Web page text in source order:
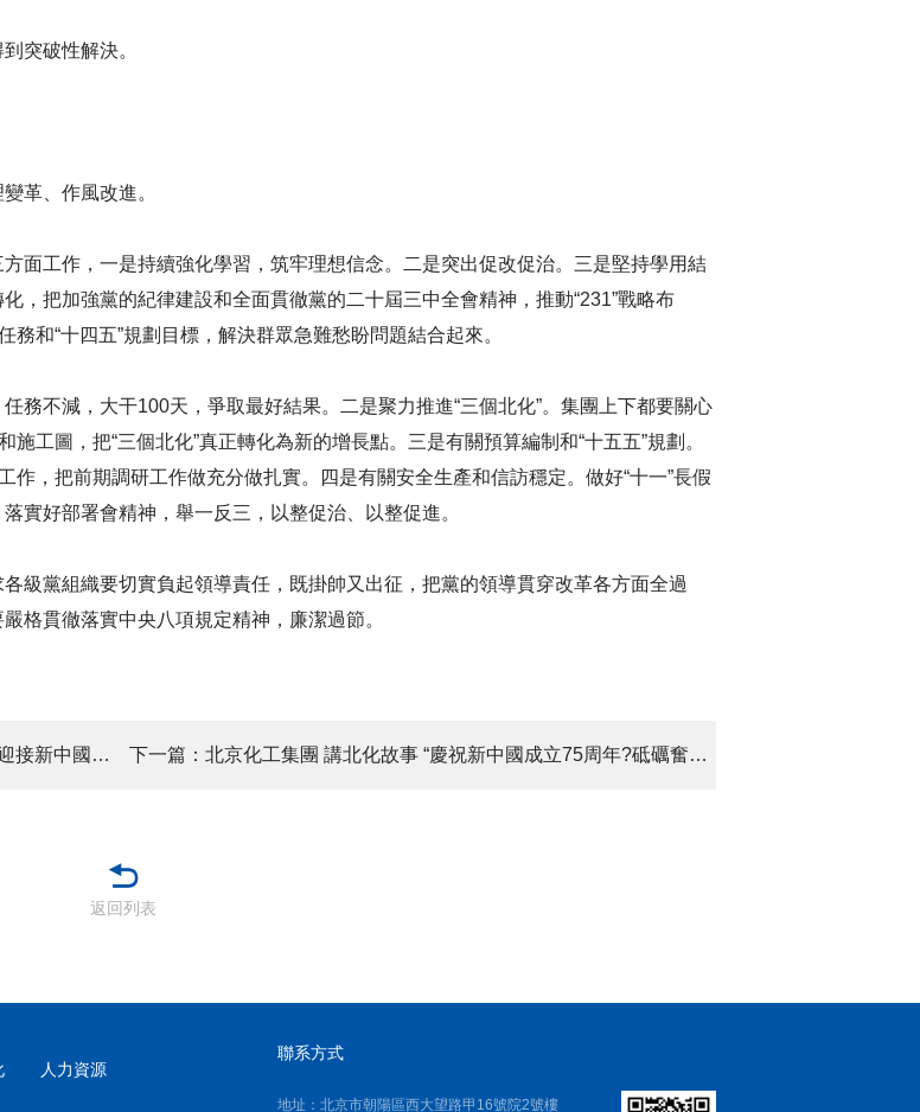
突破性解決。
革、作風改進。
面工作，一是持續強化學習，筑牢理想信念。二是突出促改促治。三是堅持學用結
，把加強黨的紀律建設和全面貫徹黨的二十屆三中全會精神，推動“231”戰略布
和“十四五”規劃目標，解決群眾急難愁盼問題結合起來。
務不減，大干100天，爭取最好結果。二是聚力推進“三個北化”。集團上下都要關心
工圖，把“三個北化”真正轉化為新的增長點。三是有關預算編制和“十五五”規劃。
作，把前期調研工作做充分做扎實。四是有關安全生產和信訪穩定。做好“十一”長假
實好部署會精神，舉一反三，以整促治、以整促進。
級黨組織要切實負起領導責任，既掛帥又出征，把黨的領導貫穿改革各方面全過
格貫徹落實中央八項規定精神，廉潔過節。
上一篇：北京化工集團黨委 召開信訪穩定、接訴即辦暨迎接新中國成立75周年安全穩定工作座談會 下一篇：北京化工集團 講北化故事 “慶祝新中國成立75周年?砥礪奮進‘231’ ‘三個北化’建新功”職工宣講比賽成功舉辦
返回列表
人力資源
聯系方式
地址：北京市朝陽區西大望路甲16號院2號樓